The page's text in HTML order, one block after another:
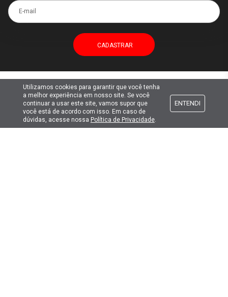
E-mail
Atendimento
Formas de pagamento
Utilizamos cookies para garantir que você tenha
a melhor experiência em nosso site. Se você
continuar a usar este site, vamos supor que
você está de acordo com isso. Em caso de
dúvidas, acesse nossa Política de Privacidade.
ENTENDI